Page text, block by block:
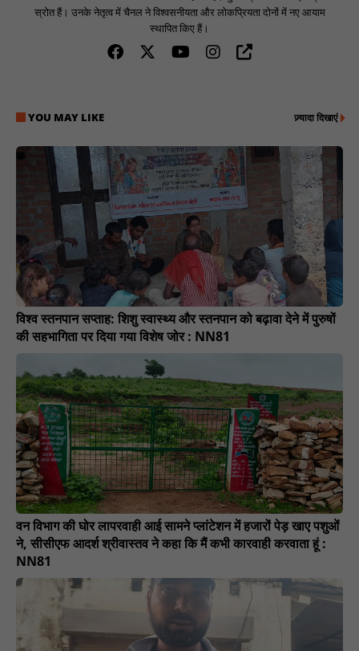
स्रोत हैं। उनके नेतृत्व में चैनल ने विश्वसनीयता और लोकप्रियता दोनों में नए आयाम
स्थापित किए हैं।
YOU MAY LIKE ज़्यादा दिखाएं
विश्व स्तनपान सप्ताह: शिशु स्वास्थ्य और स्तनपान को बढ़ावा देने में पुरुषों
की सहभागिता पर दिया गया विशेष जोर : NN81
वन विभाग की घोर लापरवाही आई सामने प्लांटेशन में हजारों पेड़ खाए पशुओं
ने, सीसीएफ आदर्श श्रीवास्तव ने कहा कि मैं कभी कारवाही करवाता हूं :
NN81